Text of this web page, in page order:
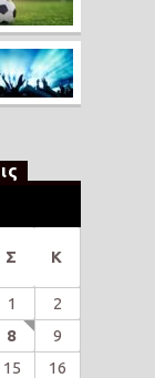
Σ Κ
1
2
8
9
15
16